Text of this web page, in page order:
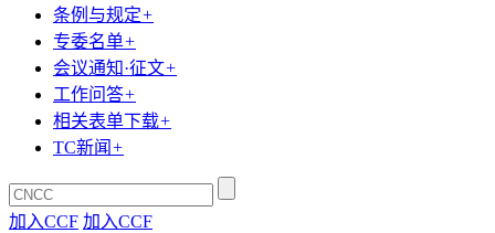
条例与规定+
专委名单+
会议通知·征文+
工作问答+
相关表单下载+
TC新闻 +
加入CCF 加入CCF